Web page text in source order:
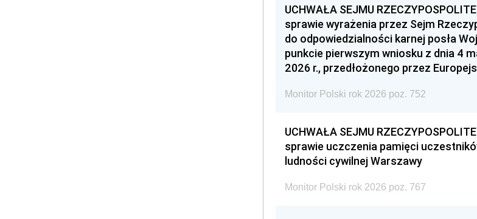
UCHWAŁA SEJMU
sprawie wyrażenia przez Sejm
do odpowiedzialności karnej posła
punkcie pierwszym wniosku z dnia 4
2026 r., przedłożonego przez
Monitor Polski rok 2026 poz. 752
UCHWAŁA SEJMU
sprawie uczczenia pamięci
ludności cywilnej Warszawy
Monitor Polski rok 2026 poz. 767